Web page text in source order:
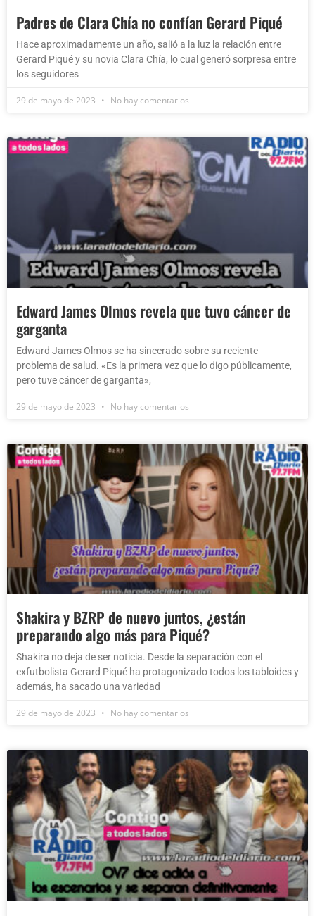
Padres de Clara Chía no confían Gerard Piqué
Hace aproximadamente un año, salió a la luz la relación entre
Gerard Piqué y su novia Clara Chía, lo cual generó sorpresa entre
los seguidores
29 de mayo de 2023 No hay comentarios
Edward James Olmos revela que tuvo cáncer de
garganta
Edward James Olmos se ha sincerado sobre su reciente
problema de salud. «Es la primera vez que lo digo públicamente,
pero tuve cáncer de garganta»,
29 de mayo de 2023 No hay comentarios
Shakira y BZRP de nuevo juntos, ¿están
preparando algo más para Piqué?
Shakira no deja de ser noticia. Desde la separación con el
exfutbolista Gerard Piqué ha protagonizado todos los tabloides y
además, ha sacado una variedad
29 de mayo de 2023 No hay comentarios